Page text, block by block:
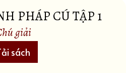
PHÁP CÚ TẬP 1
giải
sách